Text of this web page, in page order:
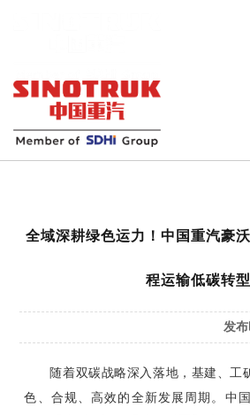
全域深耕绿色运力！中国重汽豪
程运输低碳转型
发布
随着双碳战略深入落地，基建、工
色、合规、高效的全新发展周期。中